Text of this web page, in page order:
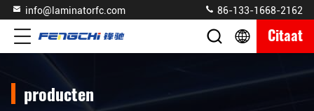
info@laminatorfc.com 86-133-1668-2162
Citaat
producten